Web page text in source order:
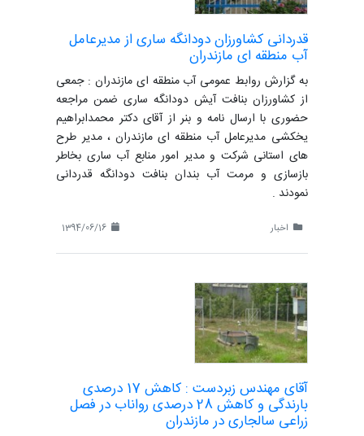
قدردانی کشاورزان دودانگه ساری از مدیرعامل
آب منطقه ای مازندران
به گزارش روابط عمومی آب منطقه ای مازندران : جمعی
از کشاورزان بنافت آیش دودانگه ساری ضمن مراجعه
حضوری با ارسال نامه و بنر از آقای دکتر محمدابراهیم
یخکشی مدیرعامل آب منطقه ای مازندران ، مدیر طرح
های استانی شرکت و مدیر امور منابع آب ساری بخاطر
بازسازی و مرمت آب بندان بنافت دودانگه قدردانی
نمودند .
اخبار
آقای مهندس زبردست : کاهش 17 درصدی
بارندگی و کاهش 28 درصدی رواناب در فصل
زراعی سالجاری در مازندران